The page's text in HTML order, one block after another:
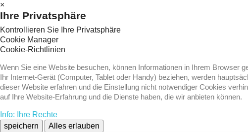
×
Ihre Privatsphäre
Kontrollieren Sie Ihre Privatsphäre
Cookie Manager
Cookie-Richtlinien
Wenn Sie eine Website besuchen, können Informationen in Ihrem Browser
Ihr Internet-Gerät (Computer, Tablet oder Handy) beziehen, werden
dieser Website erfahren und die Einstellung nicht notwendiger Cookies
auf Ihre Website-Erfahrung und die Dienste haben, die wir anbieten können.
Info: Ihre Rechte
speichern
Alles erlauben